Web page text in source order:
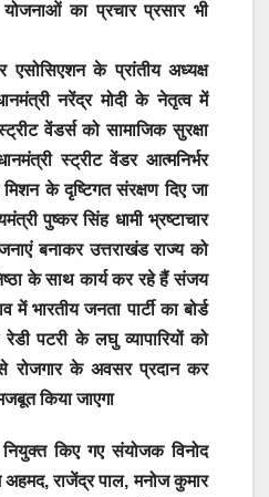
का प्रचार प्रसार भी
एसोसिएशन के प्रांतीय अध्यक्ष
नरेंद्र मोदी के नेतृत्व में
वेंडर्स को सामाजिक सुरक्षा
स्ट्रीट वेंडर आत्मनिर्भर
मिशन के दृष्टिगत संरक्षण दिए जा
पुष्कर सिंह धामी भ्रष्टाचार
बनाकर उत्तराखंड राज्य को
के साथ कार्य कर रहे हैं संजय
भारतीय जनता पार्टी का बोर्ड
पटरी के लघु व्यापारियों को
रोजगार के अवसर प्रदान कर
किया जाएगा
किए गए संयोजक विनोद
राजेंद्र पाल, मनोज कुमार